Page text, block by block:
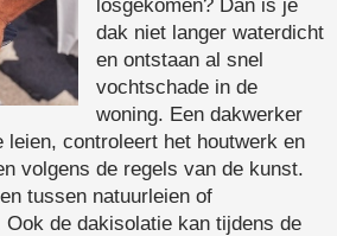
losgekomen? Dan is je
dak niet langer waterdicht
en ontstaan al snel
vochtschade in de
woning. Een dakwerker
leien, controleert het houtwerk en
volgens de regels van de kunst.
tussen natuurleien of
de dakisolatie kan tijdens de